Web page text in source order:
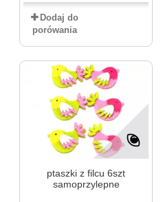
Dodaj do
porówania
ptaszki z filcu 6szt
samoprzylepne